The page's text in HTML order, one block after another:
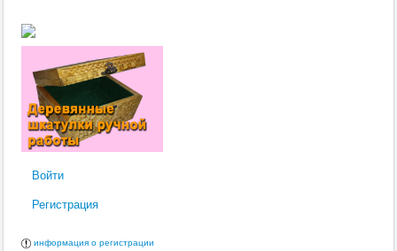
Войти
Регистрация
информация о регистрации